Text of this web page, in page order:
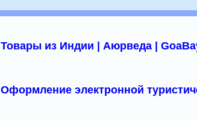
Товары из Индии | Аюрведа |
Оформление электронной